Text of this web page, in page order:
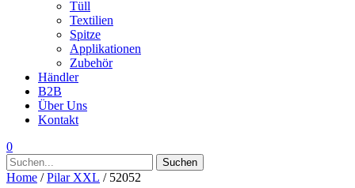
Tüll
Textilien
Spitze
Applikationen
Zubehör
Händler
B2B
Über Uns
Kontakt
0
Suchen
nach:
Suchen
Home /Pilar XXL / 52052